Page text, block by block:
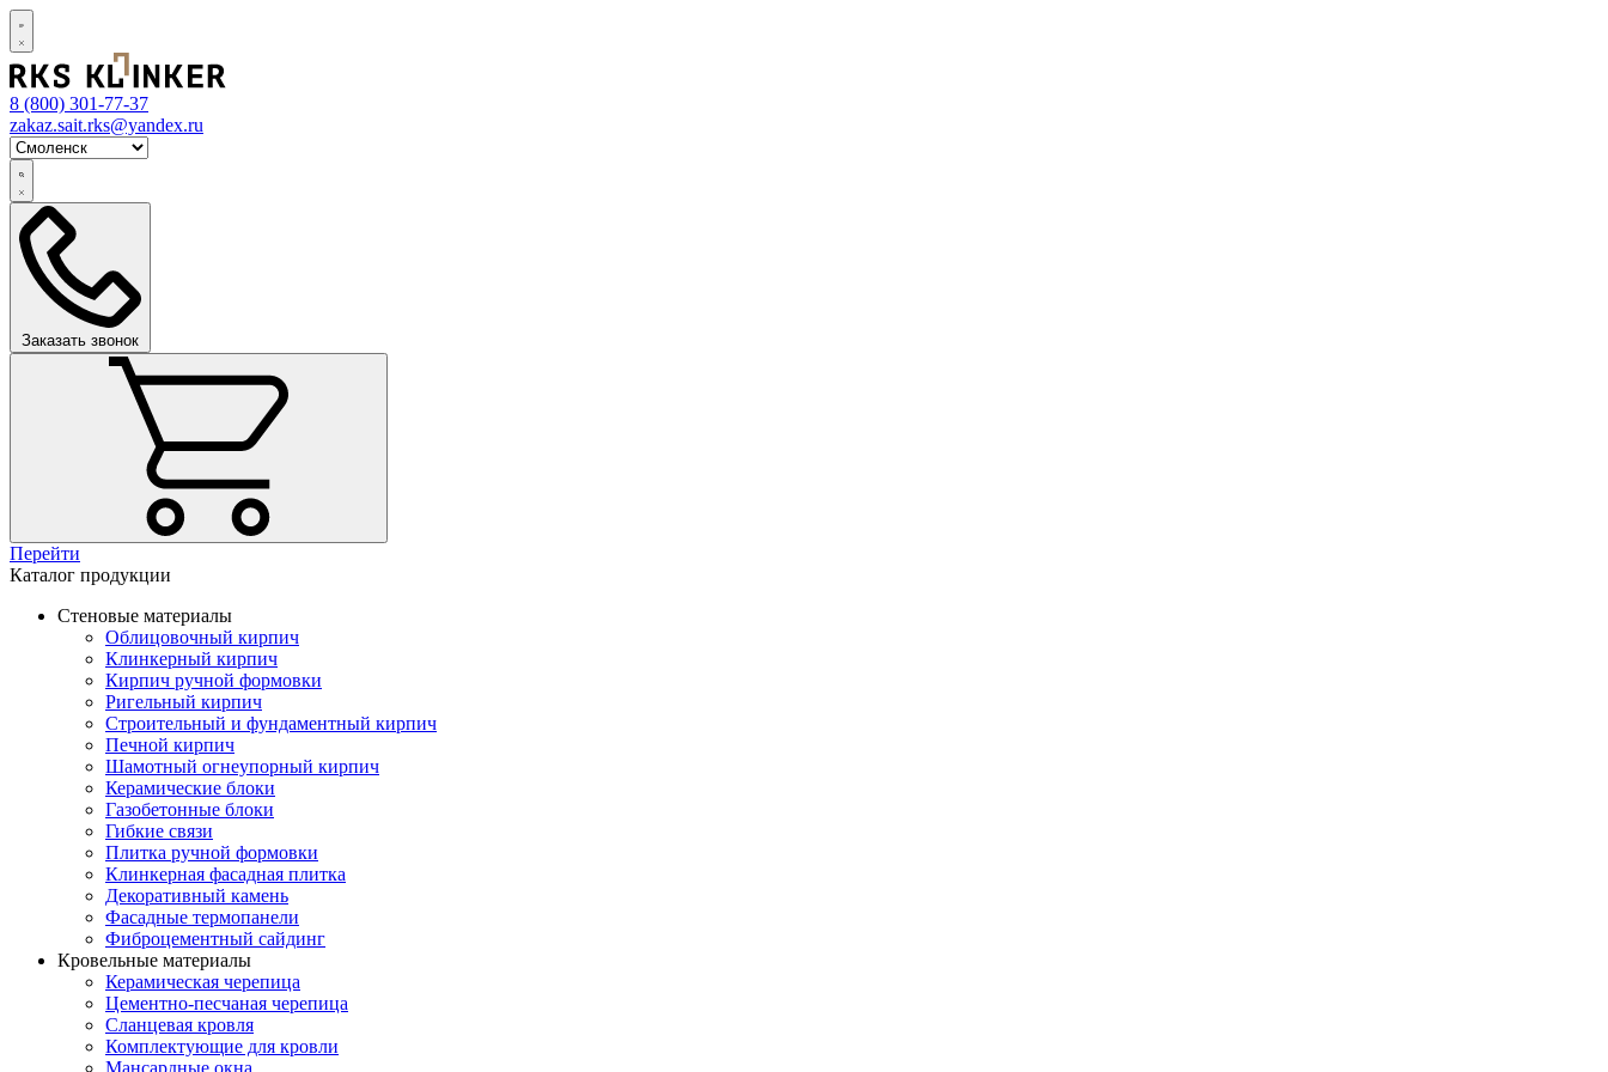
8 (800) 301-77-37
zakaz.sait.rks@yandex.ru
Заказать звонок
Перейти
Каталог продукции
Стеновые материалы
Облицовочный кирпич
Клинкерный кирпич
Кирпич ручной формовки
Ригельный кирпич
Строительный и фундаментный кирпич
Печной кирпич
Шамотный огнеупорный кирпич
Керамические блоки
Газобетонные блоки
Гибкие связи
Плитка ручной формовки
Клинкерная фасадная плитка
Декоративный камень
Фасадные термопанели
Фиброцементный сайдинг
Кровельные материалы
Керамическая черепица
Цементно-песчаная черепица
Сланцевая кровля
Комплектующие для кровли
Мансардные окна